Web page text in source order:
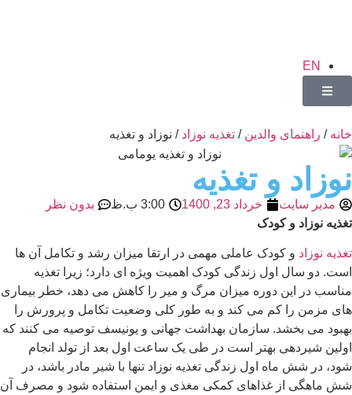
EN
خانه / راهنمای والدین / تغذیه نوزاد / نوزاد و تغذیه
نوزاد و تغذیه
مدیر سایت خرداد 23, 1400 3:00 ب.ظ
بدون نظر
تغذیه نوزاد و کودک
تغذیه نوزاد و کودک عاملی مهمی در ارتقا میزان رشد و تکامل آن ها
است. دو سال اول زندگی کودک اهمیت ویژه ای دارد؛ زیرا تغذیه
مناسب در این دوره میزان مرگ و میر را کاهش می دهد، خطر بیماری
های مزمن را کم می کند و به طور کلی وضعیت تکامل و پرورش را
بهبود می بخشد. سازمان بهداشت جهانی و یونیسف توصیه می کنند که
اولین شیردهی بهتر است در طی یک ساعت اول بعد از تولد انجام
شود، در شش ماه اول زندگی تغذیه نوزاد تنها با شیر مادر باشد، در
شش ماهگی از غذاهای کمکی مغذی و ایمن استفاده شود و مصرف آن